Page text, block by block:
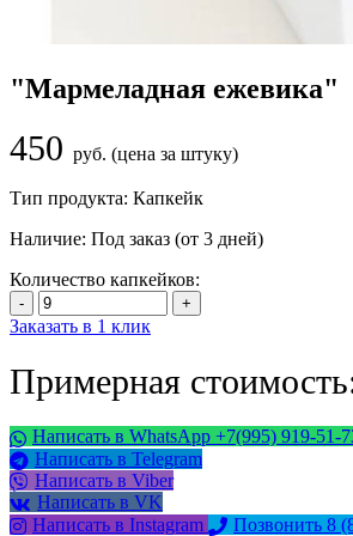
"Мармеладная ежевика"
450 руб. (цена за штуку)
Тип продукта: Капкейк
Наличие: Под заказ (от 3 дней)
Количество капкейков:
Заказать в 1 клик
Примерная
Написать в WhatsApp +7(995) 919-51-
Написать в Telegram
Написать в Viber
Написать в VK
Написать в Instagram
Позвонить 8